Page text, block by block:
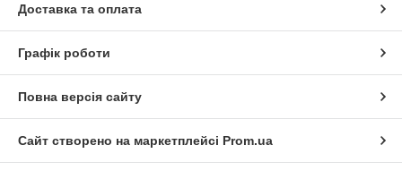
Доставка та оплата
Графік роботи
Повна версія сайту
Сайт створено на маркетплейсі Prom.ua